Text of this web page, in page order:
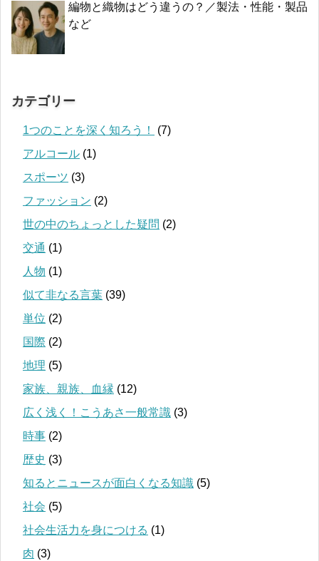
編物と織物はどう違うの？／製法・性能・製品
など
カテゴリー
1つのことを深く知ろう！
(7)
アルコール (1)
スポーツ (3)
ファッション (2)
世の中のちょっとした疑問 (2)
交通 (1)
人物 (1)
似て非なる言葉 (39)
単位 (2)
国際 (2)
地理 (5)
家族、親族、血縁 (12)
広く浅く！こうあさ一般常識 (3)
時事 (2)
歴史 (3)
知るとニュースが面白くなる知識 (5)
社会 (5)
社会生活力を身につける (1)
肉 (3)